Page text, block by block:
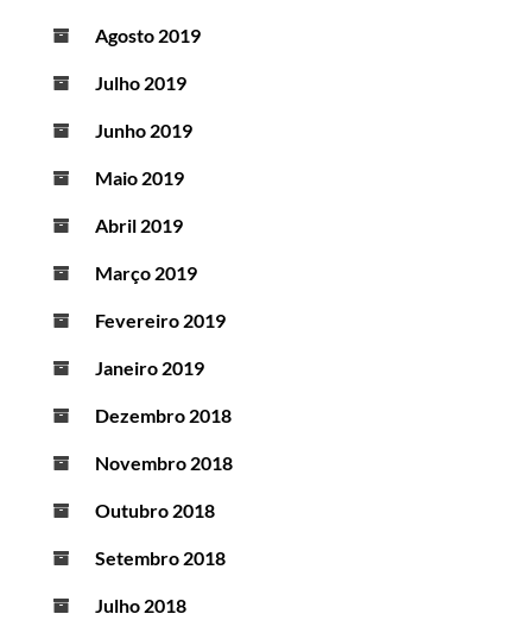
Agosto 2019
Julho 2019
Junho 2019
Maio 2019
Abril 2019
Março 2019
Fevereiro 2019
Janeiro 2019
Dezembro 2018
Novembro 2018
Outubro 2018
Setembro 2018
Julho 2018